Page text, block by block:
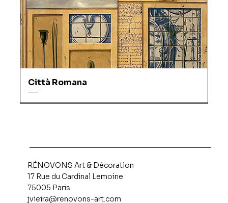
Città Romana
RÉNOVONS Art & Décoration
17 Rue du Cardinal Lemoine
75005 Paris
jvieira@renovons-art.com